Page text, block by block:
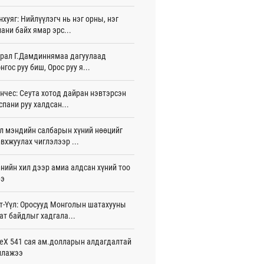
15 цаг 40 мин
Н.Амарзаяа: 32 хуудастай
дэвтэр долоо хоногт л дүүрдэг
15 цаг 31 мин
байна
12 цаг 01 мин
80 мянган евро хандивлажээ
11 цаг 30 мин
өртэй шатахуун импортлогч ААН-
дансыг битүүмжлэхгүй
аагим халуун өдрүүд үргэлжилсээр
11 цаг 20 мин
шигшээ баг Азийн наадам-д
Нийлүүлэгч нь нэг орны, нэг
байх ямар эрс...
Г.Дамдиннямаа дагуулаад
руу биш, Орос руу я...
Сеута хотод дайран нэвтэрсэн
руу халдсан...
мэндийн салбарын хүний нөөцийг
чиглэлээр ...
хил дээр амиа алдсан хүний тоо
Үүл: Оросууд Монголын шатахууны
байдлыг хадгала...
541 сая ам.долларын алдагдалтай